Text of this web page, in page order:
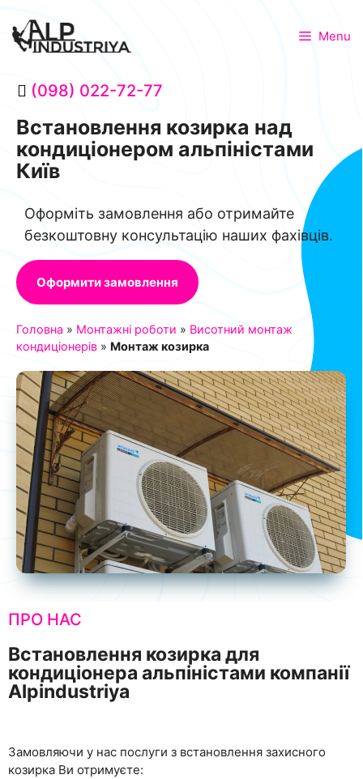
Menu
(098) 022-72-77
Встановлення козирка над
кондиціонером альпіністами
Київ
Оформіть замовлення або отримайте
безкоштовну консультацію наших фахівців.
Оформити замовлення
Головна » Монтажні роботи » Висотний монтаж
кондиціонерів » Монтаж козирка
ПРО НАС
Встановлення козирка для
кондиціонера альпіністами компанії
Alpindustriya
Замовляючи у нас послуги з встановлення захисного
козирка Ви отримуєте: